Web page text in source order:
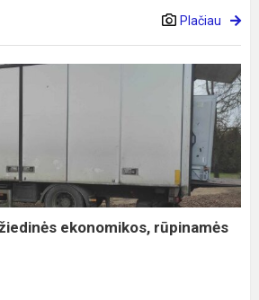
Plačiau
ekonomikos, rūpinamės